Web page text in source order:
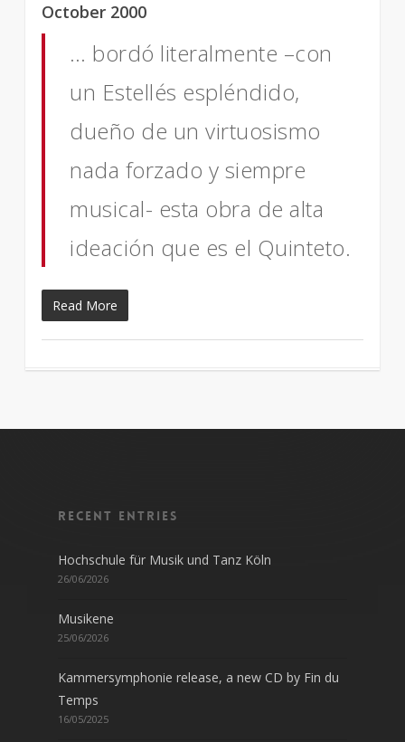
October 2000
… bordó literalmente –con
un Estellés espléndido,
dueño de un virtuosismo
nada forzado y siempre
musical- esta obra de alta
ideación que es el Quinteto.
Read More
Recent entries
Hochschule für Musik und Tanz Köln
26/06/2026
Musikene
25/06/2026
Kammersymphonie release, a new CD by Fin du
Temps
16/05/2025